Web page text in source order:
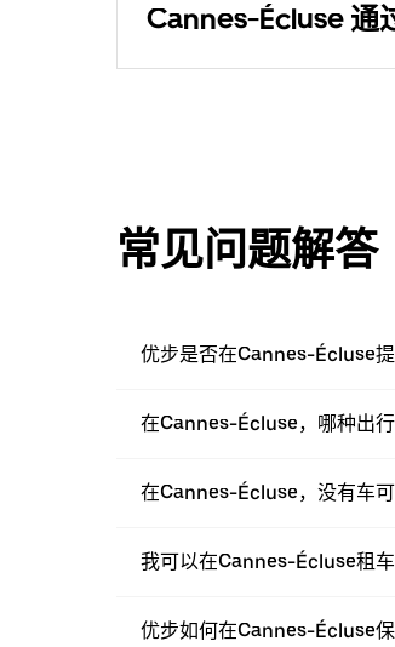
Cannes-Écluse 通
常见问题解答
优步是否在Cannes-Écluse提
在Cannes-Écluse，哪种出行
在Cannes-Écluse，没有车可
我可以在Cannes-Écluse租
优步如何在Cannes-Écluse保